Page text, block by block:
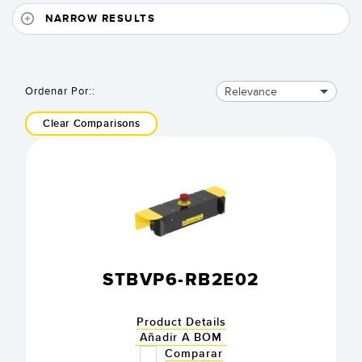
NARROW RESULTS
Ordenar Por:: Relevance
Clear Comparisons
STBVP6-RB2E02
Product Details
Añadir A BOM
Comparar